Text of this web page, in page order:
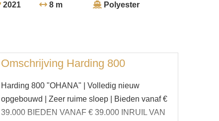
2021 8 m Polyester
Omschrijving Harding 800
Harding 800 "OHANA" | Volledig nieuw
opgebouwd | Zeer ruime sloep | Bieden vanaf €
39.000 BIEDEN VANAF € 39.000 INRUIL VAN